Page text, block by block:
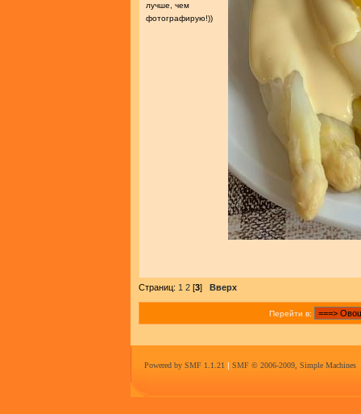
лучше, чем
фотографирую!))
Страниц: 1 2 [3] Вверх
Перейти в:
Powered by SMF 1.1.21 | SMF © 2006-2009, Simple Machines